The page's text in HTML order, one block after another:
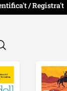
/ Registra't